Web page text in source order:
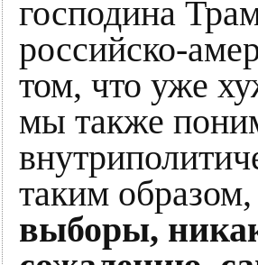
господина
российско-
том, что уже
мы также
таким образом,
выборы,